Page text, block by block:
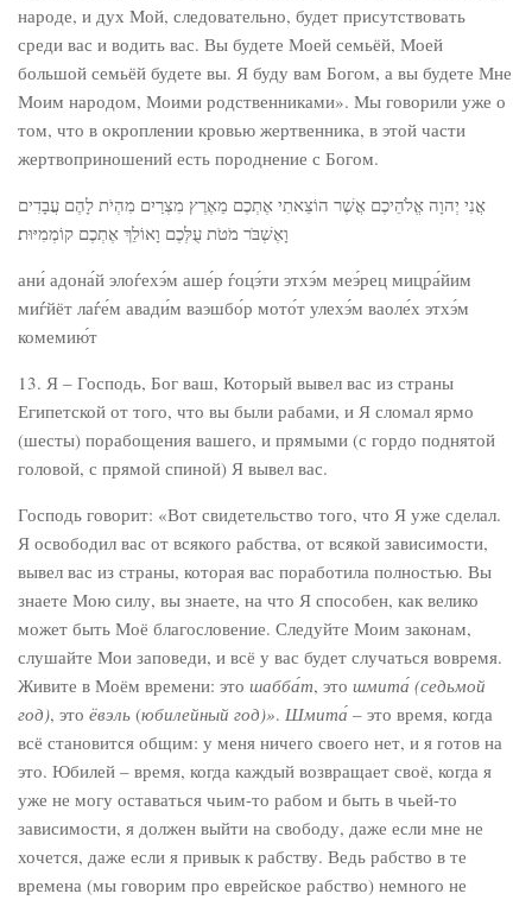
народе, и дух Мой, следовательно, будет присутствовать
среди вас и водить вас. Вы будете Моей семьёй, Моей
большой семьёй будете вы. Я буду вам Богом, а вы будете Мне
Моим народом, Моими родственниками». Мы говорили уже о
том, что в окроплении кровью жертвенника, в этой части
жертвоприношений есть породнение с Богом.
אֲנִי יְהוָה אֱלֹהֵיכֶם אֲשֶׁר הוֹצֵאתִי אֶתְכֶם מֵאֶרֶץ מִצְרַיִם מִהְיֹת לָהֶם עֲבָדִים
וָאֶשְׁבֹּר מֹטֹת עֻלְּכֶם וָאוֹלֵךְ אֶתְכֶם קוֹמְמִיּוּת׃
ани́ адона́й элоѓехэ́м аше́р ѓоцэ́ти этхэ́м меэ́рец мицра́йим
миѓйёт лаѓе́м авади́м ваэшбо́р мото́т улехэ́м ваоле́х этхэ́м
комемию́т
13. Я – Господь, Бог ваш, Который вывел вас из страны
Египетской от того, что вы были рабами, и Я сломал ярмо
(шесты) порабощения вашего, и прямыми (с гордо поднятой
головой, с прямой спиной) Я вывел вас.
Господь говорит: «Вот свидетельство того, что Я уже сделал.
Я освободил вас от всякого рабства, от всякой зависимости,
вывел вас из страны, которая вас поработила полностью. Вы
знаете Мою силу, вы знаете, на что Я способен, как велико
может быть Моё благословение. Следуйте Моим законам,
слушайте Мои заповеди, и всё у вас будет случаться вовремя.
Живите в Моём времени: это шабба́т, это шмита́ (седьмой
год), это ёвэль (юбилейный год)». Шмита́ – это время, когда
всё становится общим: у меня ничего своего нет, и я готов на
это. Юбилей – время, когда каждый возвращает своё, когда я
уже не могу оставаться чьим-то рабом и быть в чьей-то
зависимости, я должен выйти на свободу, даже если мне не
хочется, даже если я привык к рабству. Ведь рабство в те
времена (мы говорим про еврейское рабство) немного не